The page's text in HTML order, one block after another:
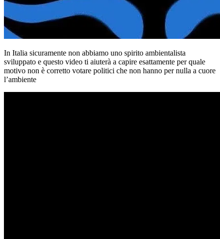
In Italia sicuramente non abbiamo uno spirito ambientalista
sviluppato e questo video ti aiuterà a capire esattamente per quale
motivo non è corretto votare politici che non hanno per nulla a cuore
l’ambiente